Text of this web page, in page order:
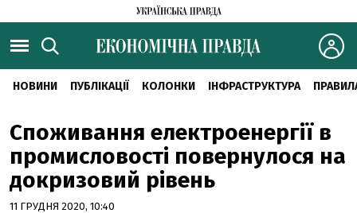
НОВИНИ ПУБЛІКАЦІЇ КОЛОНКИ ІНФРАСТРУКТУРА
Споживання електроенергії в
промисловості повернулося на
докризовий рівень
11 ГРУДНЯ 2020, 10:40